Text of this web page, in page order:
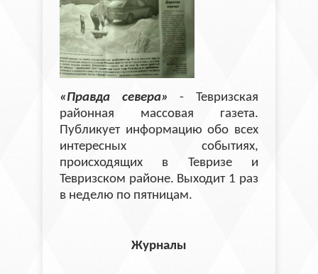
«Правда севера» - Тевризская
районная массовая газета.
Публикует информацию обо всех
интересных событиях,
происходящих в Тевризе и
Тевризском районе. Выходит 1 раз
в неделю по пятницам.
Журналы